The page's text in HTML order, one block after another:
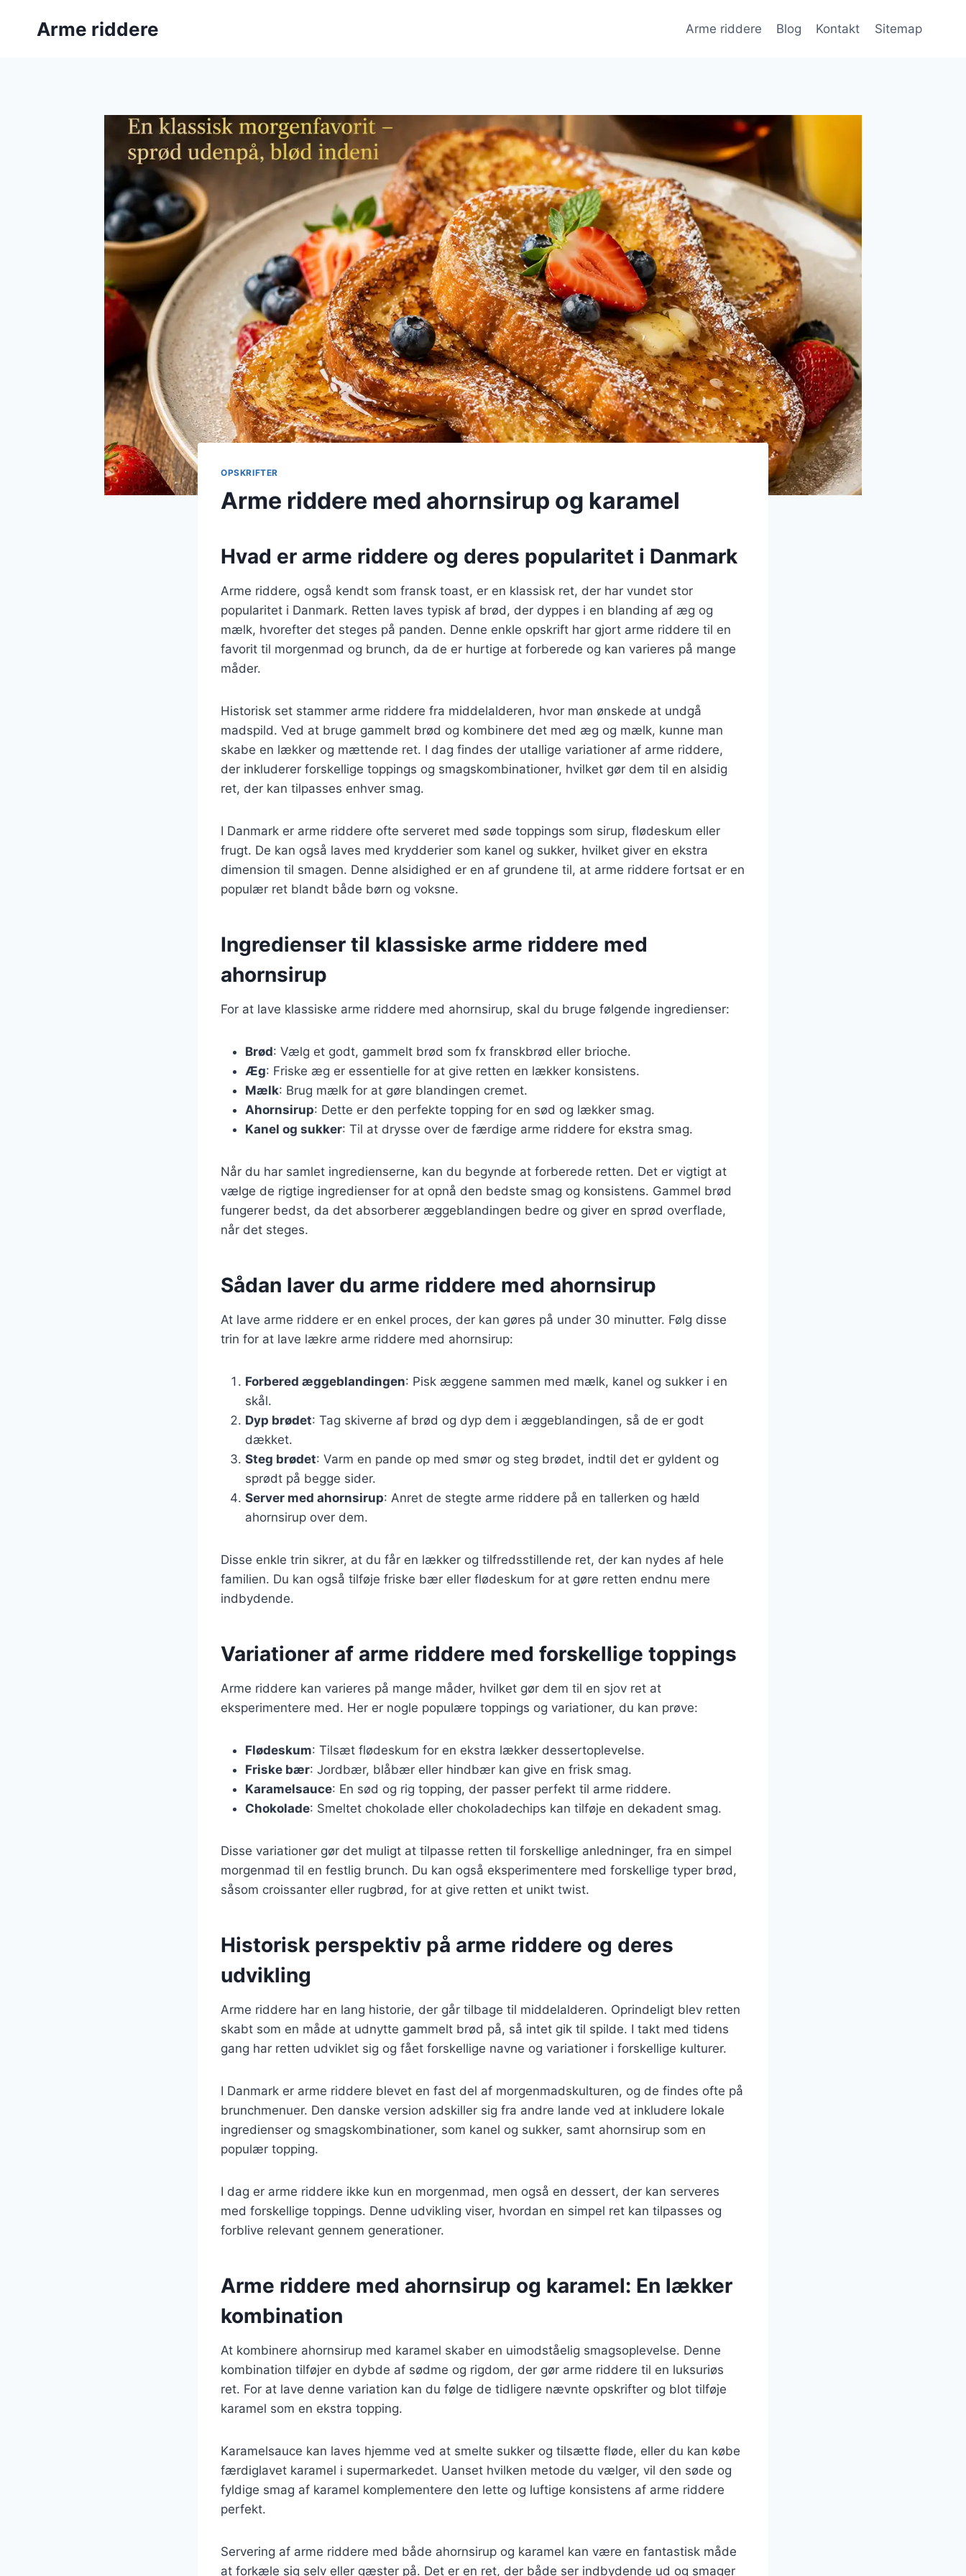
Arme riddere Arme riddere Blog Kontakt Sitemap
OPSKRIFTER
Arme riddere med ahornsirup og karamel
Hvad er arme riddere og deres popularitet i Danmark
Arme riddere, også kendt som fransk toast, er en klassisk ret, der har vundet stor
popularitet i Danmark. Retten laves typisk af brød, der dyppes i en blanding af æg og
mælk, hvorefter det steges på panden. Denne enkle opskrift har gjort arme riddere til en
favorit til morgenmad og brunch, da de er hurtige at forberede og kan varieres på mange
måder.
Historisk set stammer arme riddere fra middelalderen, hvor man ønskede at undgå
madspild. Ved at bruge gammelt brød og kombinere det med æg og mælk, kunne man
skabe en lækker og mættende ret. I dag findes der utallige variationer af arme riddere,
der inkluderer forskellige toppings og smagskombinationer, hvilket gør dem til en alsidig
ret, der kan tilpasses enhver smag.
I Danmark er arme riddere ofte serveret med søde toppings som sirup, flødeskum eller
frugt. De kan også laves med krydderier som kanel og sukker, hvilket giver en ekstra
dimension til smagen. Denne alsidighed er en af grundene til, at arme riddere fortsat er en
populær ret blandt både børn og voksne.
Ingredienser til klassiske arme riddere med
ahornsirup
For at lave klassiske arme riddere med ahornsirup, skal du bruge følgende ingredienser:
Brød: Vælg et godt, gammelt brød som fx franskbrød eller brioche.
Æg: Friske æg er essentielle for at give retten en lækker konsistens.
Mælk: Brug mælk for at gøre blandingen cremet.
Ahornsirup: Dette er den perfekte topping for en sød og lækker smag.
Kanel og sukker: Til at drysse over de færdige arme riddere for ekstra smag.
Når du har samlet ingredienserne, kan du begynde at forberede retten. Det er vigtigt at
vælge de rigtige ingredienser for at opnå den bedste smag og konsistens. Gammel brød
fungerer bedst, da det absorberer æggeblandingen bedre og giver en sprød overflade,
når det steges.
Sådan laver du arme riddere med ahornsirup
At lave arme riddere er en enkel proces, der kan gøres på under 30 minutter. Følg disse
trin for at lave lækre arme riddere med ahornsirup:
Forbered æggeblandingen: Pisk æggene sammen med mælk, kanel og sukker i en
skål.
Dyp brødet: Tag skiverne af brød og dyp dem i æggeblandingen, så de er godt
dækket.
Steg brødet: Varm en pande op med smør og steg brødet, indtil det er gyldent og
sprødt på begge sider.
Server med ahornsirup: Anret de stegte arme riddere på en tallerken og hæld
ahornsirup over dem.
Disse enkle trin sikrer, at du får en lækker og tilfredsstillende ret, der kan nydes af hele
familien. Du kan også tilføje friske bær eller flødeskum for at gøre retten endnu mere
indbydende.
Variationer af arme riddere med forskellige toppings
Arme riddere kan varieres på mange måder, hvilket gør dem til en sjov ret at
eksperimentere med. Her er nogle populære toppings og variationer, du kan prøve:
Flødeskum: Tilsæt flødeskum for en ekstra lækker dessertoplevelse.
Friske bær: Jordbær, blåbær eller hindbær kan give en frisk smag.
Karamelsauce: En sød og rig topping, der passer perfekt til arme riddere.
Chokolade: Smeltet chokolade eller chokoladechips kan tilføje en dekadent smag.
Disse variationer gør det muligt at tilpasse retten til forskellige anledninger, fra en simpel
morgenmad til en festlig brunch. Du kan også eksperimentere med forskellige typer brød,
såsom croissanter eller rugbrød, for at give retten et unikt twist.
Historisk perspektiv på arme riddere og deres
udvikling
Arme riddere har en lang historie, der går tilbage til middelalderen. Oprindeligt blev retten
skabt som en måde at udnytte gammelt brød på, så intet gik til spilde. I takt med tidens
gang har retten udviklet sig og fået forskellige navne og variationer i forskellige kulturer.
I Danmark er arme riddere blevet en fast del af morgenmadskulturen, og de findes ofte på
brunchmenuer. Den danske version adskiller sig fra andre lande ved at inkludere lokale
ingredienser og smagskombinationer, som kanel og sukker, samt ahornsirup som en
populær topping.
I dag er arme riddere ikke kun en morgenmad, men også en dessert, der kan serveres
med forskellige toppings. Denne udvikling viser, hvordan en simpel ret kan tilpasses og
forblive relevant gennem generationer.
Arme riddere med ahornsirup og karamel: En lækker
kombination
At kombinere ahornsirup med karamel skaber en uimodståelig smagsoplevelse. Denne
kombination tilføjer en dybde af sødme og rigdom, der gør arme riddere til en luksuriøs
ret. For at lave denne variation kan du følge de tidligere nævnte opskrifter og blot tilføje
karamel som en ekstra topping.
Karamelsauce kan laves hjemme ved at smelte sukker og tilsætte fløde, eller du kan købe
færdiglavet karamel i supermarkedet. Uanset hvilken metode du vælger, vil den søde og
fyldige smag af karamel komplementere den lette og luftige konsistens af arme riddere
perfekt.
Servering af arme riddere med både ahornsirup og karamel kan være en fantastisk måde
at forkæle sig selv eller gæster på. Det er en ret, der både ser indbydende ud og smager